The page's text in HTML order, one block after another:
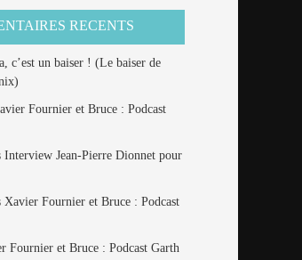
RECENTS
c’est un baiser ! (Le baiser de
Fournier et Bruce : Podcast
Interview Jean-Pierre Dionnet pour
Xavier Fournier et Bruce : Podcast
Fournier et Bruce : Podcast Garth